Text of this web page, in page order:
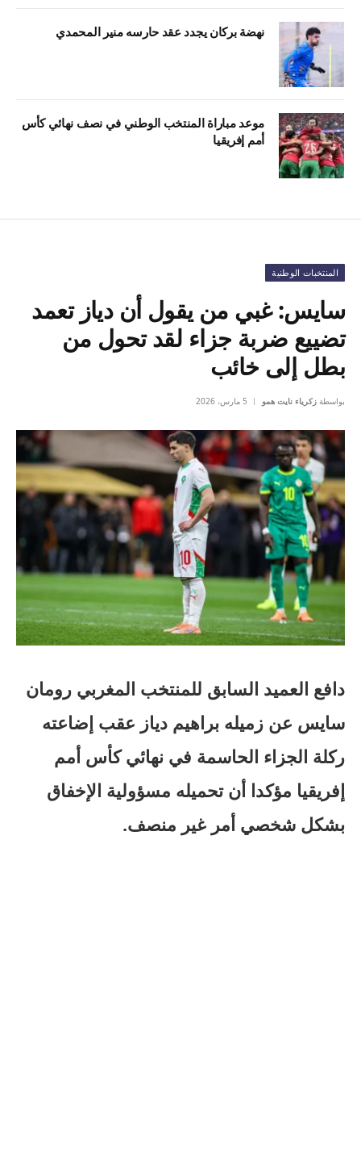
نهضة بركان يجدد عقد حارسه منير المحمدي
موعد مباراة المنتخب الوطني في نصف نهائي كأس
أمم إفريقيا
المنتخبات الوطنية
سايس: غبي من يقول أن دياز تعمد
تضييع ضربة جزاء لقد تحول من
بطل إلى خائب
بواسطة زكرياء نايت همو 5 مارس، 2026
دافع العميد السابق للمنتخب المغربي رومان
سايس عن زميله براهيم دياز عقب إضاعته
ركلة الجزاء الحاسمة في نهائي كأس أمم
إفريقيا مؤكدا أن تحميله مسؤولية الإخفاق
بشكل شخصي أمر غير منصف.